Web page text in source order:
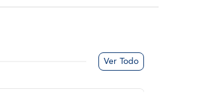
Ver Todo